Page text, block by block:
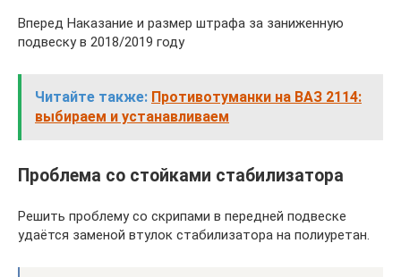
Вперед Наказание и размер штрафа за заниженную
подвеску в 2018/2019 году
Читайте также: Противотуманки на ВАЗ 2114:
выбираем и устанавливаем
Проблема со стойками стабилизатора
Решить проблему со скрипами в передней подвеске
удаётся заменой втулок стабилизатора на полиуретан.